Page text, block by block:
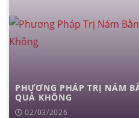
PHƯƠNG PHÁP TRỊ NÁM
QUẢ KHÔNG
02/03/2026